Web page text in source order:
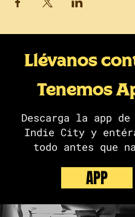
Llévanos
Tenemos
Descarga la app de
Indie City y
todo antes que
APP